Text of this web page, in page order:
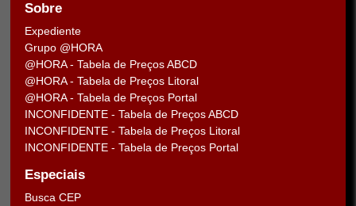
Sobre
Expediente
Grupo @HORA
@HORA - Tabela de Preços ABCD
@HORA - Tabela de Preços Litoral
@HORA - Tabela de Preços Portal
INCONFIDENTE - Tabela de Preços ABCD
INCONFIDENTE - Tabela de Preços Litoral
INCONFIDENTE - Tabela de Preços Portal
Especiais
Busca CEP